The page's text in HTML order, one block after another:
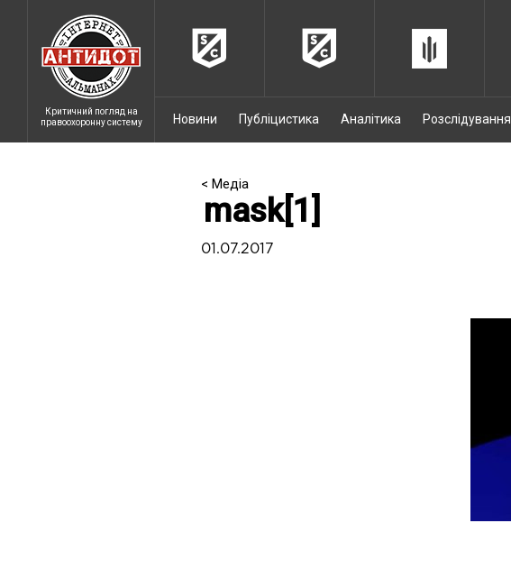
Критичний погляд на
правоохоронну систему
Новини Публіцистика Аналітика Розслідування
< Медіа
mask[1]
01.07.2017